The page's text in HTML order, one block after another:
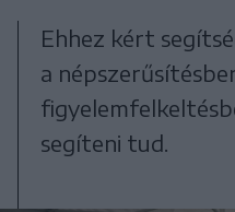
Ehhez kért
a
segíteni tud.